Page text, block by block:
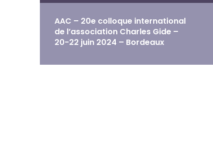
AAC – 20e colloque international
de l’association Charles Gide –
20-22 juin 2024 – Bordeaux